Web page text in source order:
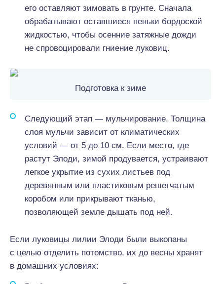
его оставляют зимовать в грунте. Сначала
обрабатывают оставшиеся пеньки бордоской
жидкостью, чтобы осенние затяжные дожди
не спровоцировали гниение луковиц.
Подготовка к зиме
Следующий этап — мульчирование. Толщина
слоя мульчи зависит от климатических
условий — от 5 до 10 см. Если место, где
растут Элоди, зимой продувается, устраивают
легкое укрытие из сухих листьев под
деревянным или пластиковым решетчатым
коробом или прикрывают тканью,
позволяющей земле дышать под ней.
Если луковицы лилии Элоди были выкопаны
с целью отделить потомство, их до весны хранят
в домашних условиях: